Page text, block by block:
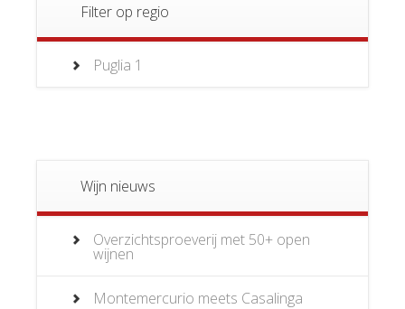
Filter op regio
Puglia 1
Wijn nieuws
Overzichtsproeverij met 50+ open
wijnen
Montemercurio meets Casalinga